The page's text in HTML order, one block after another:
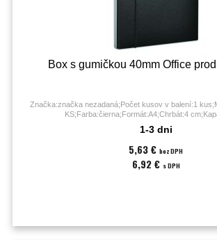
Box s gumičkou 40mm Office
Značka:značka nezadaná;Počet kusov v balení:1
KS;Farba:čierna;Formát:A4;Chrbát:4
1-3 dni
5,63 € bez DPH
6,92 € s DPH